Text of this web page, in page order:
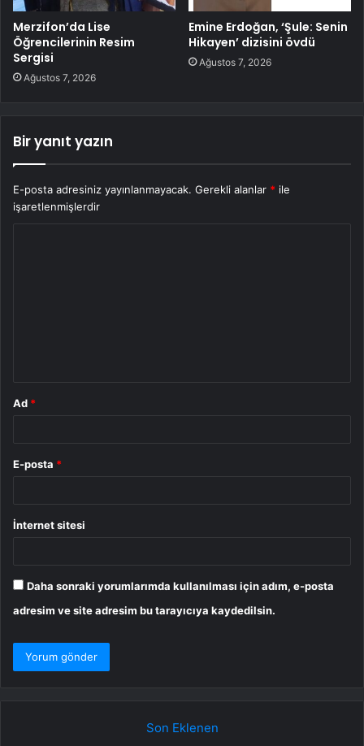
Merzifon’da Lise
Öğrencilerinin Resim
Sergisi
Ağustos 7, 2026
Emine Erdoğan, ‘Şule: Senin
Hikayen’ dizisini övdü
Ağustos 7, 2026
Bir yanıt yazın
E-posta adresiniz yayınlanmayacak. Gerekli alanlar * ile
işaretlenmişlerdir
Ad *
E-posta *
İnternet sitesi
Daha sonraki yorumlarımda kullanılması için adım, e-posta
adresim ve site adresim bu tarayıcıya kaydedilsin.
Son Eklenen